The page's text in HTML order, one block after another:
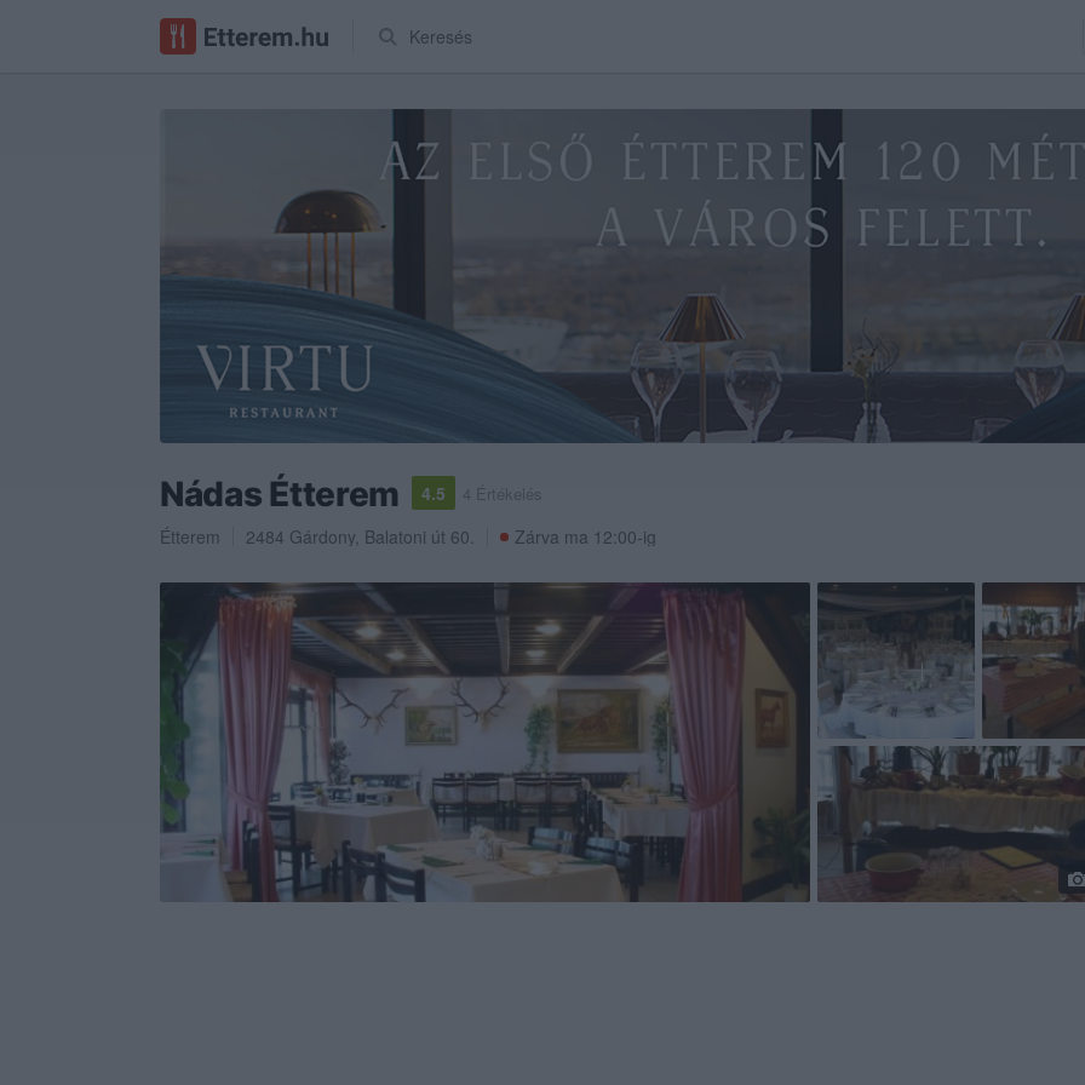
Keresés
Nádas Étterem 4.5 4 Értékelés
Étterem 2484 Gárdony, Balatoni út 60. Zárva ma 12:00-ig